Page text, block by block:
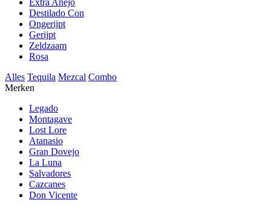
Destilado Con
Ongerijpt
Gerijpt
Zeldzaam
Rosa
Alles Tequila Mezcal Combo
Merken
Legado
Montagave
Lost Lore
Atanasio
Gran Dovejo
La Luna
Salvadores
Cazcanes
Don Vicente